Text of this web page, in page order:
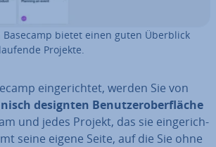
Basecamp bietet einen guten Überblick
Projekte.
ein­ge­rich­tet, werden Sie von
designten Be­nut­zer­ober­flä­che
und jedes Projekt, das sie ein­ge­rich­
seine eigene Seite, auf die Sie ohne